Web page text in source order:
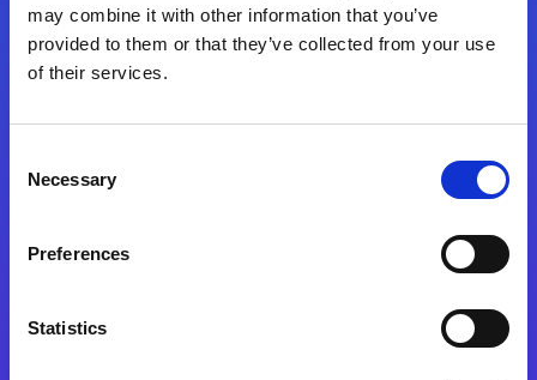
may combine it with other information that you’ve
provided to them or that they’ve collected from your use
of their services.
Selection
Necessary
Preferences
Statistics
お問合せ